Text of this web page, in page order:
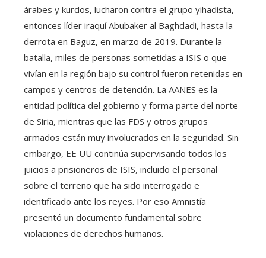
árabes y kurdos, lucharon contra el grupo yihadista,
entonces líder iraquí Abubaker al Baghdadi, hasta la
derrota en Baguz, en marzo de 2019. Durante la
batalla, miles de personas sometidas a ISIS o que
vivían en la región bajo su control fueron retenidas en
campos y centros de detención. La AANES es la
entidad política del gobierno y forma parte del norte
de Siria, mientras que las FDS y otros grupos
armados están muy involucrados en la seguridad. Sin
embargo, EE UU continúa supervisando todos los
juicios a prisioneros de ISIS, incluido el personal
sobre el terreno que ha sido interrogado e
identificado ante los reyes. Por eso Amnistía
presentó un documento fundamental sobre
violaciones de derechos humanos.